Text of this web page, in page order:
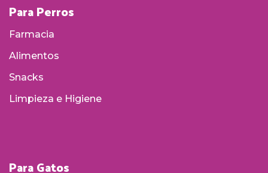
Para Perros
Farmacia
Alimentos
Snacks
Limpieza e Higiene
Para Gatos